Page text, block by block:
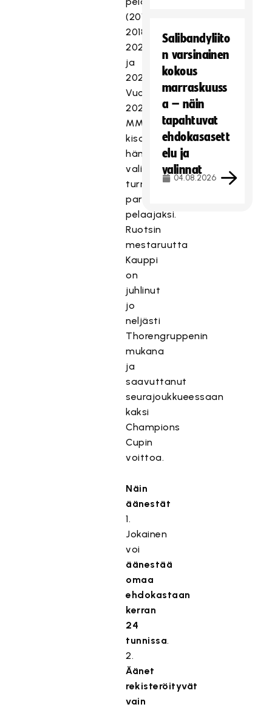
(2017,
2018,
2021
ja
2023).
Vuoden
2023
MM-
kisoissa
hänet
valittiin
turnauksen
parhaaksi
pelaajaksi.
Ruotsin
mestaruutta
Kauppi
on
juhlinut
jo
neljästi
Thorengruppenin
mukana
ja
saavuttanut
seurajoukkueessaan
kaksi
Champions
Cupin
voittoa.
Näin
äänestät
1.
Jokainen
voi
äänestää
omaa
ehdokastaan
kerran
24
tunnissa.
2.
Äänet
rekisteröityvät
vain
Salibandyliito
n varsinainen
kokous
marraskuuss
a – näin
tapahtuvat
ehdokasasett
elu ja
valinnat
04.08.2026